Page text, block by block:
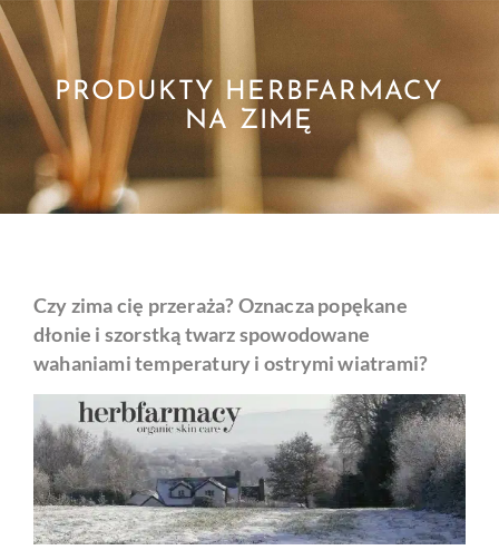
PRODUKTY HERBFARMACY
NA ZIMĘ
Czy zima cię przeraża? Oznacza popękane
dłonie i szorstką twarz spowodowane
wahaniami temperatury i ostrymi wiatrami?